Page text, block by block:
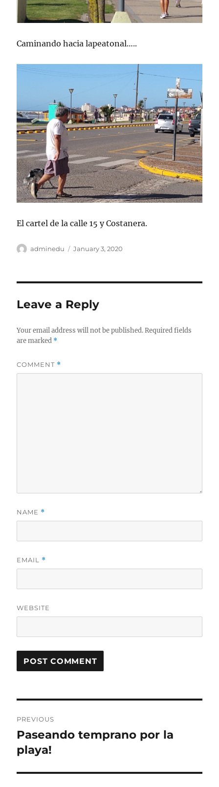
Caminando hacia lapeatonal…..
El cartel de la calle 15 y Costanera.
Author
adminedu
Posted
January 3, 2020
Leave a Reply
Your email address will not be published. Required fields
are marked *
COMMENT *
NAME *
EMAIL *
WEBSITE
navigation
PREVIOUS
Previous
post:
Paseando temprano por la
playa!